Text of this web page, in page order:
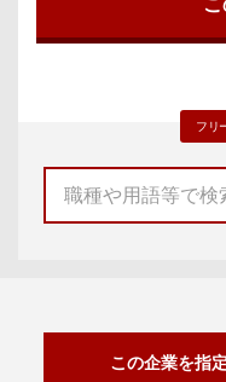
フリ
この企業を指